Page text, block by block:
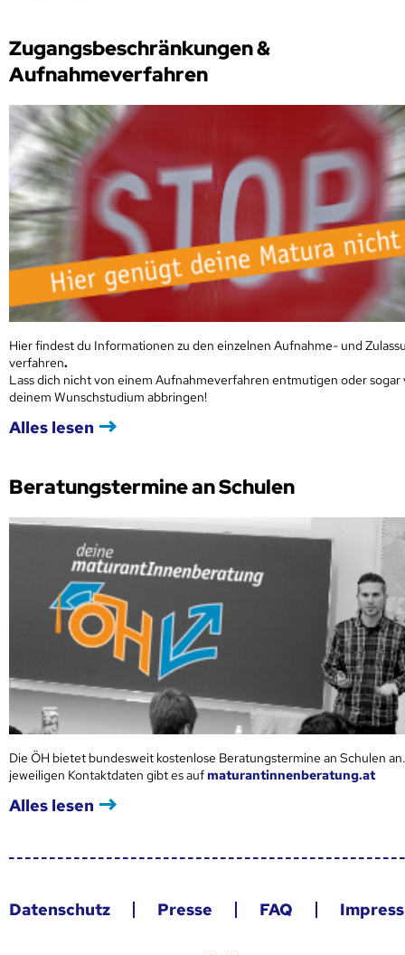
Zugangsbeschränkungen &
Aufnahmeverfahren
Hier findest du Informationen zu den einzelnen Aufnahme- und
verfahren.
Lass dich nicht von einem Aufnahmeverfahren entmutigen oder sogar
deinem Wunschstudium abbringen!
Alles lesen
Beratungstermine an Schulen
Die ÖH bietet bundesweit kostenlose Beratungstermine an Schulen
jeweiligen Kontaktdaten gibt es aufmaturantinnenberatung.at
Alles lesen
Datenschutz Presse FAQ